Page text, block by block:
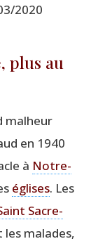
2020
plus au
mal­heur
en 1940
à Notre-
églises. Les
Sacre­
les malades,